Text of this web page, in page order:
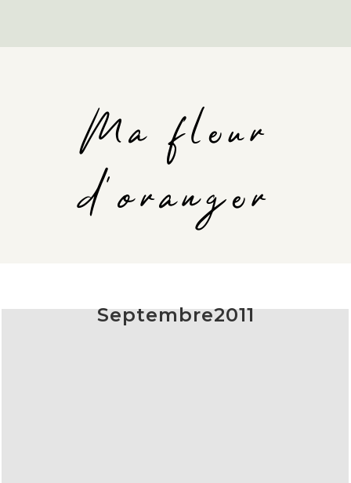
Ma fleur
d'oranger
Septembre2011